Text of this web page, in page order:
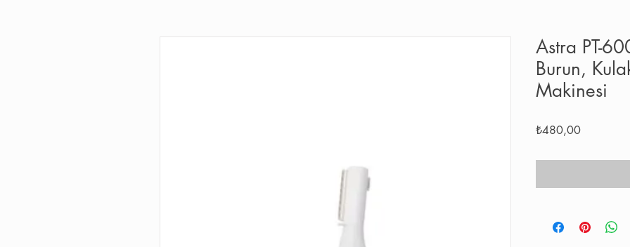
Astra PT-
Burun,
Makinesi
₺480,00Fiyat